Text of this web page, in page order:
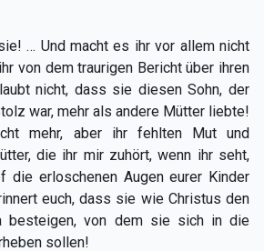
… Und macht es ihr vor allem nicht
von dem traurigen Bericht über ihren
nicht, dass sie diesen Sohn, der
war, mehr als andere Mütter liebte!
mehr, aber ihr fehlten Mut und
die ihr mir zuhört, wenn ihr seht,
die erloschenen Augen eurer Kinder
euch, dass sie wie Christus den
besteigen, von dem sie sich in die
sollen!